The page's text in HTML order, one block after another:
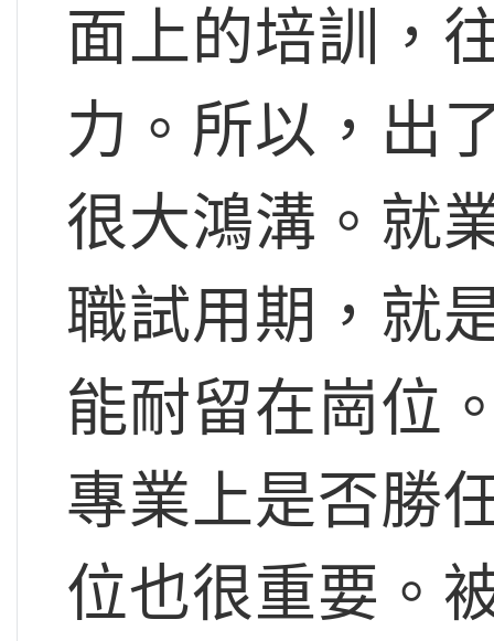
面上的培訓，
力。所以，出
很大鴻溝。就
職試用期，就
能耐留在崗位
專業上是否勝
位也很重要。